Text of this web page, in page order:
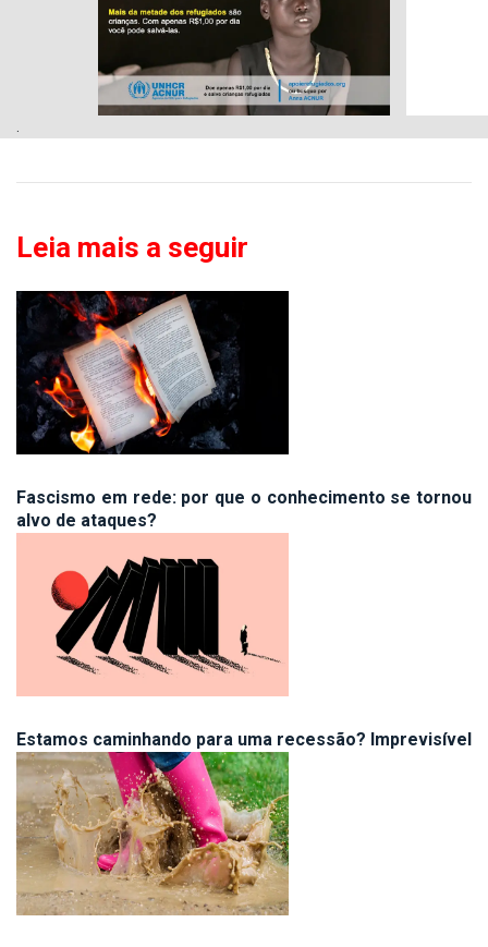
.
Leia mais a seguir
Fascismo em rede: por que o conhecimento se tornou
alvo de ataques?
Estamos caminhando para uma recessão? Imprevisível